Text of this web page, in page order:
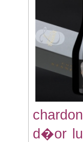
d�or